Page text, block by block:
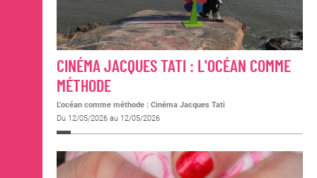
CINÉMA JACQUES TATI : L'OCÉAN COMME
MÉTHODE
L'océan comme méthode : Cinéma Jacques Tati
Du 12/05/2026 au 12/05/2026